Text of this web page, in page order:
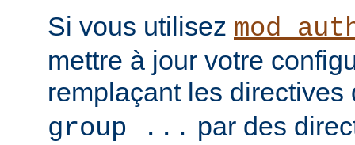
Si vous utilisez
mettre à jour votre
remplaçant les
group ... par des